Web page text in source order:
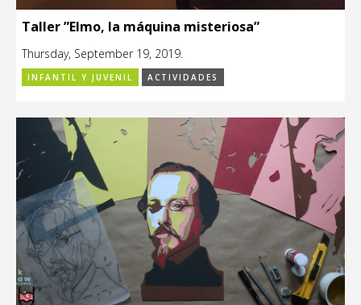
Taller ”Elmo, la máquina misteriosa”
Thursday, September 19, 2019.
INFANTIL Y JUVENIL ACTIVIDADES